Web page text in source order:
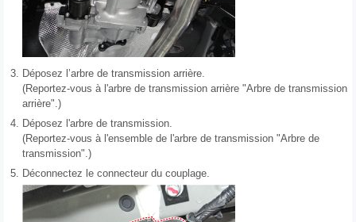
3. Déposez l’arbre de transmission arrière.
(Reportez-vous à l'arbre de transmission arrière "Arbre de transmission
arrière".)
4. Déposez l'arbre de transmission.
(Reportez-vous à l'ensemble de l'arbre de transmission "Arbre de
transmission".)
5. Déconnectez le connecteur du couplage.